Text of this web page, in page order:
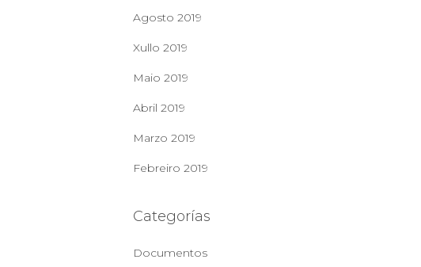
Agosto 2019
Xullo 2019
Maio 2019
Abril 2019
Marzo 2019
Febreiro 2019
Categorías
Documentos